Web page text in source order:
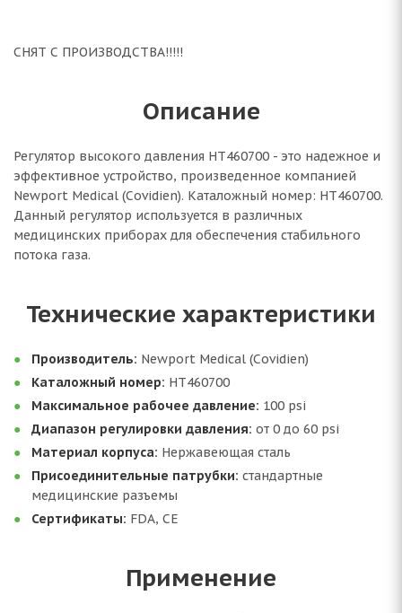
СНЯТ С ПРОИЗВОДСТВА!!!!!
Описание
Регулятор высокого давления HT460700 - это надежное и
эффективное устройство, произведенное компанией
Newport Medical (Covidien). Каталожный номер: HT460700.
Данный регулятор используется в различных
медицинских приборах для обеспечения стабильного
потока газа.
Технические характеристики
Производитель: Newport Medical (Covidien)
Каталожный номер: HT460700
Максимальное рабочее давление: 100 psi
Диапазон регулировки давления: от 0 до 60 psi
Материал корпуса: Нержавеющая сталь
Присоединительные патрубки: стандартные
медицинские разъемы
Сертификаты: FDA, CE
Применение